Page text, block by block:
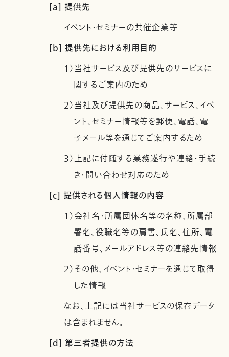
[a] 提供先
イベント・セミナーの共催企業等
[b] 提供先における利用目的
1）当社サービス及び提供先のサービスに
関するご案内のため
2）当社及び提供先の商品、サービス、イベ
ント、セミナー情報等を郵便、電話、電
子メール等を通じてご案内するため
3）上記に付随する業務遂行や連絡・手続
き・問い合わせ対応のため
[c] 提供される個人情報の内容
1）会社名・所属団体名等の名称、所属部
署名、役職名等の肩書、氏名、住所、電
話番号、メールアドレス等の連絡先情報
2）その他、イベント・セミナーを通じて取得
した情報
なお、上記には当社サービスの保存データ
は含まれません。
[d] 第三者提供の方法